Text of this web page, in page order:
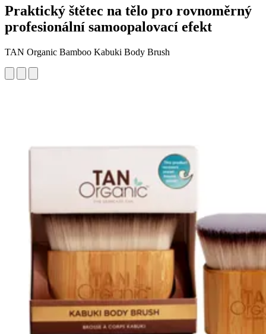
Praktický štětec na tělo pro rovnoměrný
profesionální samoopalovací efekt
TAN Organic Bamboo Kabuki Body Brush